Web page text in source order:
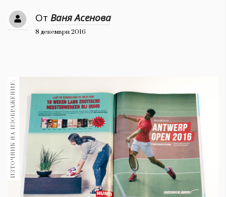
Дизайн
Книги
30+
Гурме 1710
Пътувай
237
Здраве 389
От Ваня Асенова
8 декември 2016
ИЗТОЧНИК НА ИЗОБРАЖЕНИЕ: